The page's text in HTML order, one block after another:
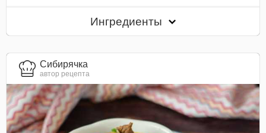
Ингредиенты
Сибирячка
автор рецепта